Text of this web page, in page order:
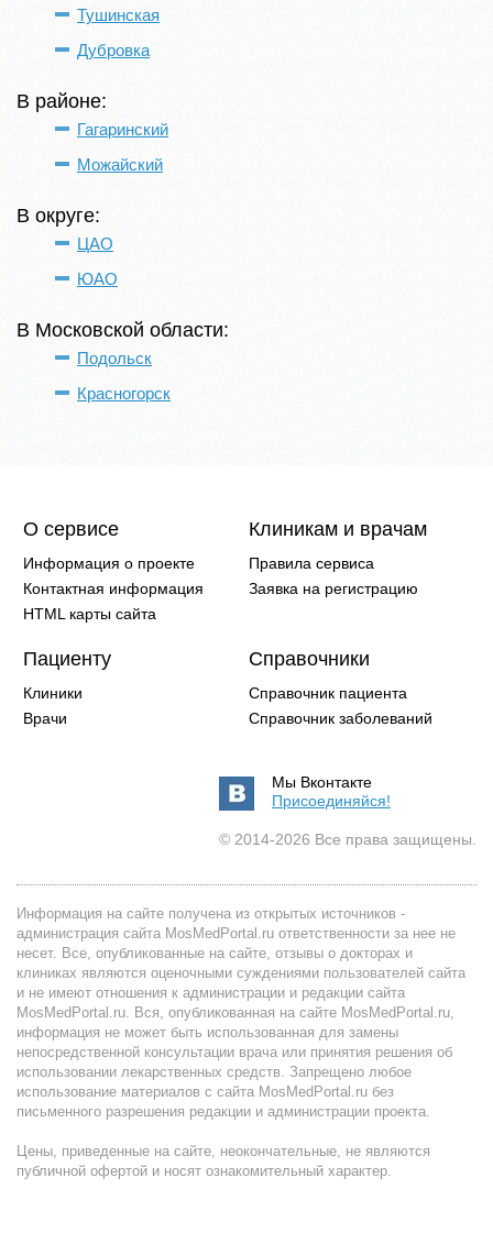
Тушинская
Дубровка
В районе:
Гагаринский
Можайский
В округе:
ЦАО
ЮАО
В Московской области:
Подольск
Красногорск
О сервисе
Информация о проекте
Контактная информация
HTML карты сайта
Клиникам и врачам
Правила сервиса
Заявка на регистрацию
Пациенту
Клиники
Врачи
Справочники
Справочник пациента
Справочник заболеваний
Мы Вконтакте
Присоединяйся!
© 2014-2026 Все права защищены.
Информация на сайте получена из открытых источников -
администрация сайта MosMedPortal.ru ответственности за нее не
несет. Все, опубликованные на сайте, отзывы о докторах и
клиниках являются оценочными суждениями пользователей сайта
и не имеют отношения к администрации и редакции сайта
MosMedPortal.ru. Вся, опубликованная на сайте MosMedPortal.ru,
информация не может быть использованная для замены
непосредственной консультации врача или принятия решения об
использовании лекарственных средств. Запрещено любое
использование материалов с сайта MosMedPortal.ru без
письменного разрешения редакции и администрации проекта.
Цены, приведенные на сайте, неокончательные, не являются
публичной офертой и носят ознакомительный характер.